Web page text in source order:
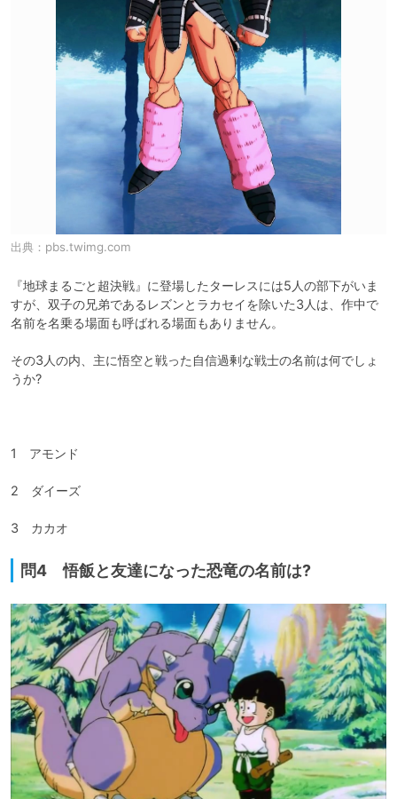
出典： pbs.twimg.com
『地球まるごと超決戦』に登場したターレスには5人の部下がいま
すが、双子の兄弟であるレズンとラカセイを除いた3人は、作中で
名前を名乗る場面も呼ばれる場面もありません。
その3人の内、主に悟空と戦った自信過剰な戦士の名前は何でしょ
うか?
1　アモンド
2　ダイーズ
3　カカオ
問4 悟飯と友達になった恐竜の名前は?